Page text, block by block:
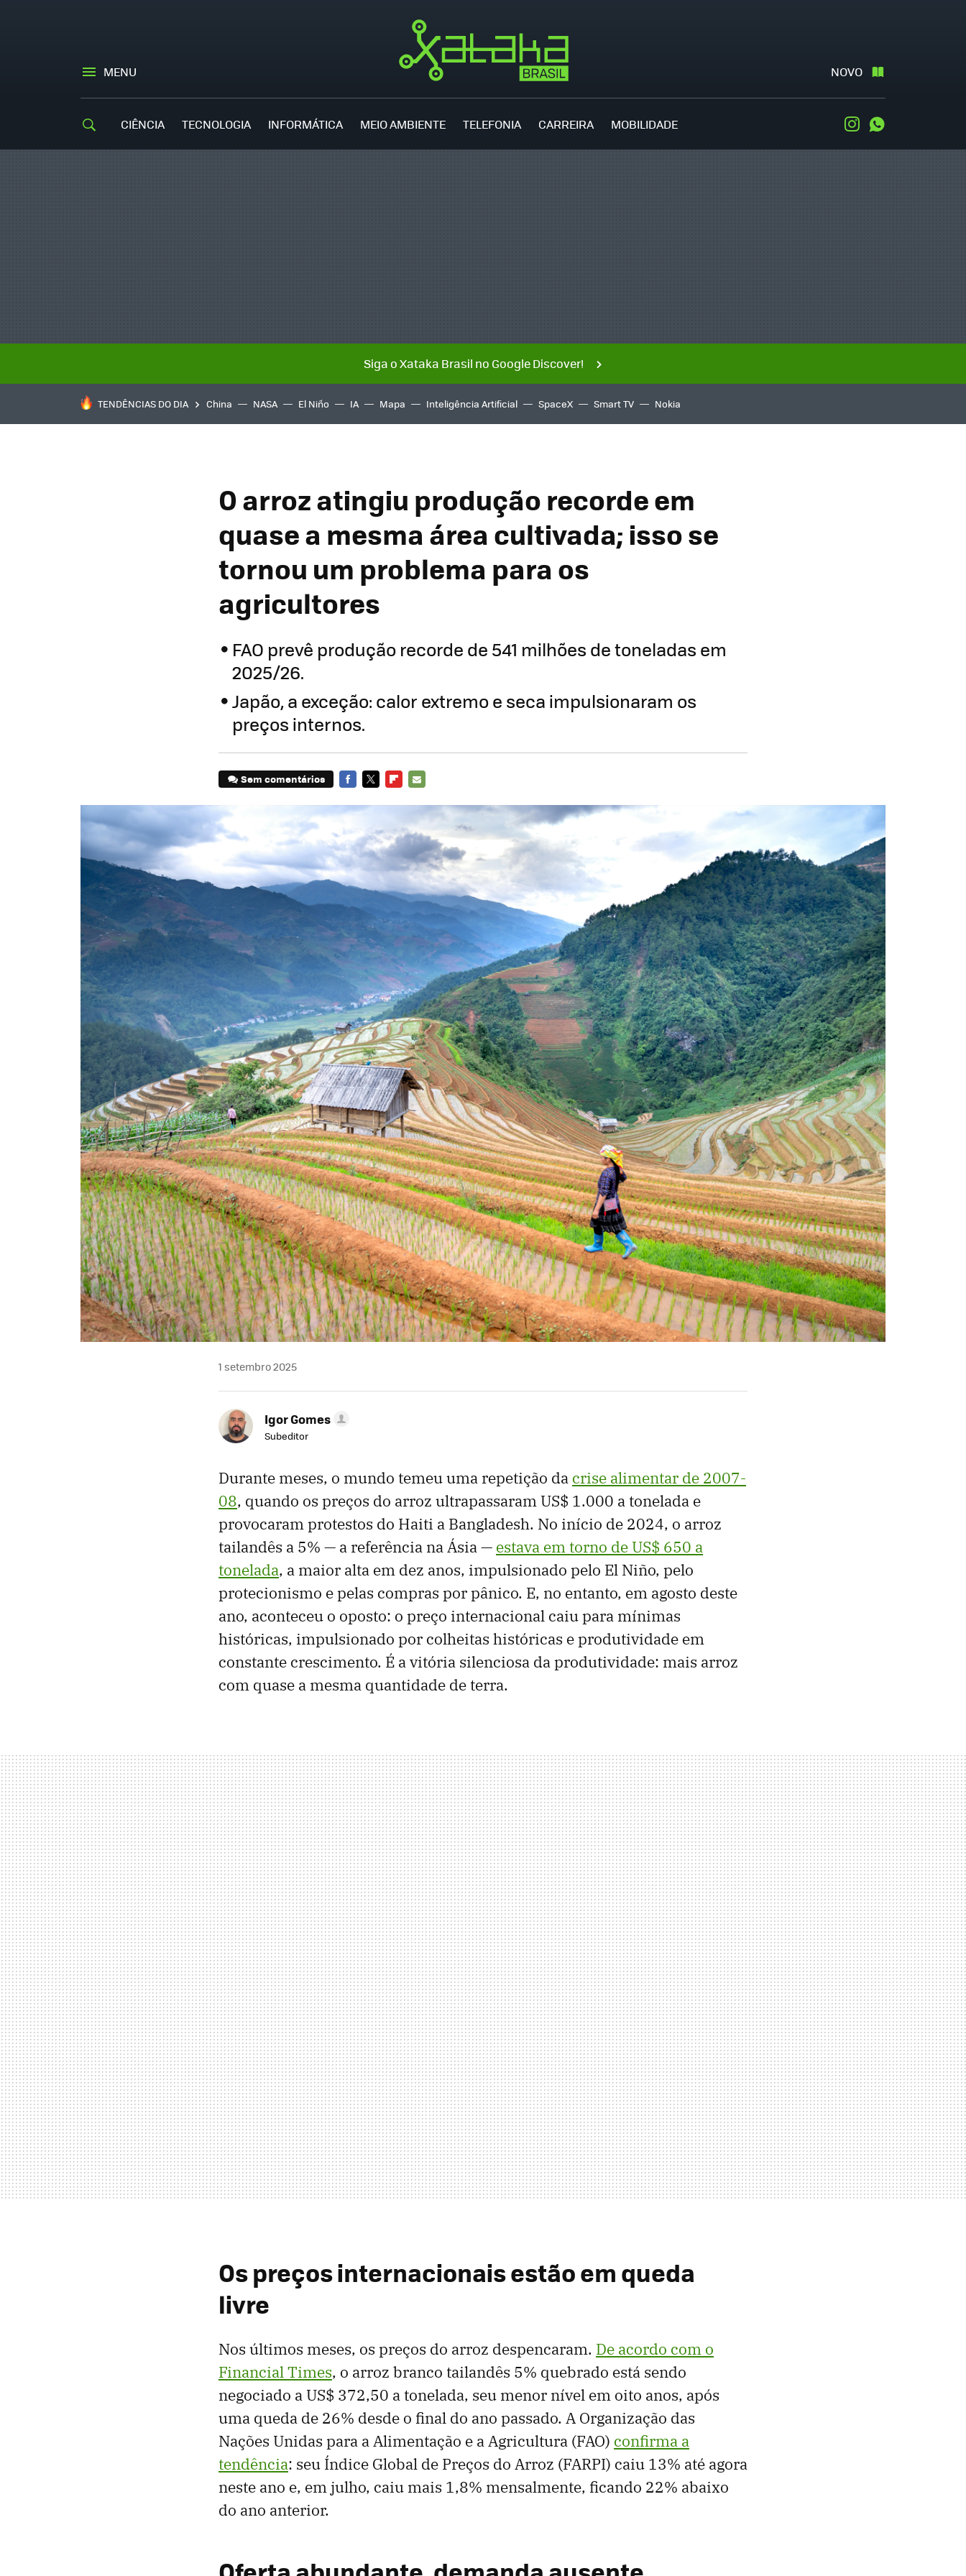
MENU NOVO
CIÊNCIA TECNOLOGIA INFORMÁTICA MEIO AMBIENTE TELEFONIA CARREIRA MOBILIDADE Instagram
Siga o Xataka Brasil no Google Discover!
TENDÊNCIAS DO DIA China NASA El Niño IA Mapa Inteligência Artificial SpaceX Smart TV Nokia
O arroz atingiu produção recorde em
quase a mesma área cultivada; isso se
tornou um problema para os
agricultores
FAO prevê produção recorde de 541 milhões de toneladas em
2025/26.
Japão, a exceção: calor extremo e seca impulsionaram os
preços internos.
Sem comentários
MAIL
1 setembro 2025
Igor Gomes
Subeditor
Durante meses, o mundo temeu uma repetição da crise alimentar de 2007-
08, quando os preços do arroz ultrapassaram US$ 1.000 a tonelada e
provocaram protestos do Haiti a Bangladesh. No início de 2024, o arroz
tailandês a 5% — a referência na Ásia — estava em torno de US$ 650 a
tonelada, a maior alta em dez anos, impulsionado pelo El Niño, pelo
protecionismo e pelas compras por pânico. E, no entanto, em agosto deste
ano, aconteceu o oposto: o preço internacional caiu para mínimas
históricas, impulsionado por colheitas históricas e produtividade em
constante crescimento. É a vitória silenciosa da produtividade: mais arroz
com quase a mesma quantidade de terra.
Os preços internacionais estão em queda
livre
Nos últimos meses, os preços do arroz despencaram. De acordo com o
Financial Times, o arroz branco tailandês 5% quebrado está sendo
negociado a US$ 372,50 a tonelada, seu menor nível em oito anos, após
uma queda de 26% desde o final do ano passado. A Organização das
Nações Unidas para a Alimentação e a Agricultura (FAO) confirma a
tendência: seu Índice Global de Preços do Arroz (FARPI) caiu 13% até agora
neste ano e, em julho, caiu mais 1,8% mensalmente, ficando 22% abaixo
do ano anterior.